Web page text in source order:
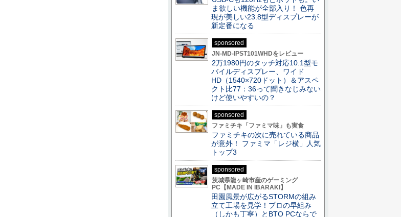
ま欲しい機能が全部入り！ 色再
現が美しい23.8型ディスプレーが
新定番になる
sponsored
JN-MD-IPST101WHDをレビュー
2万1980円のタッチ対応10.1型モ
バイルディスプレー、ワイド
HD（1540×720ドット）＆アスペ
クト比77：36って聞きなじみない
けど使いやすいの？
sponsored
ファミチキ「ファミマ味」も実食
ファミチキの次に売れている商品
が意外！ ファミマ「レジ横」人気
トップ3
sponsored
茨城県龍ヶ崎市産のゲーミング
PC【MADE IN IBARAKI】
田園風景が広がるSTORMの組み
立て工場を見学！プロの早組み
（しかも丁寧）とBTO PCならで